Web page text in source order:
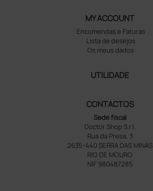
MY ACCOUNT
Encomendas e Faturas
Lista de desejos
Os meus dados
UTILIDADE
CONTACTOS
Sede fiscal
Doctor Shop S.r.l.
Rua da Presa, 3
2635-440 SERRA DAS MINAS
RIO DE MOURO
NIF 980487285